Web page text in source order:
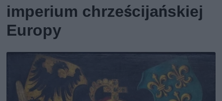
imperium chrześcijańskiej
Europy